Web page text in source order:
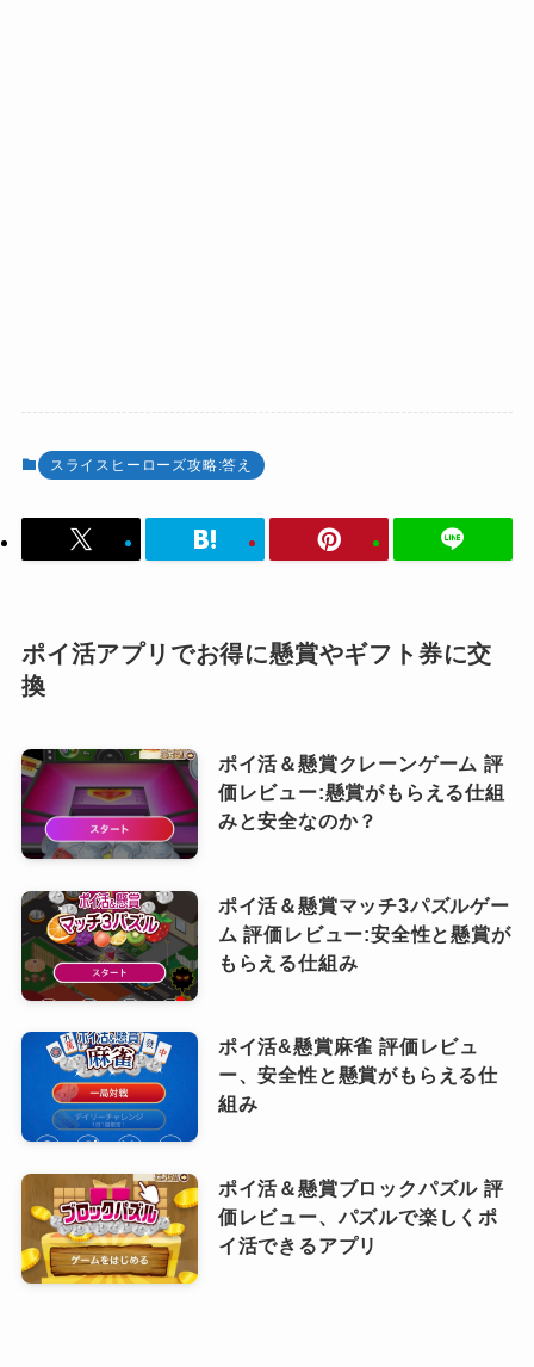
スライスヒーローズ攻略:答え
ポイ活アプリでお得に懸賞やギフト券に交
換
ポイ活＆懸賞クレーンゲーム 評
価レビュー:懸賞がもらえる仕組
みと安全なのか？
ポイ活＆懸賞マッチ3パズルゲー
ム 評価レビュー:安全性と懸賞が
もらえる仕組み
ポイ活&懸賞麻雀 評価レビュ
ー、安全性と懸賞がもらえる仕
組み
ポイ活＆懸賞ブロックパズル 評
価レビュー、パズルで楽しくポ
イ活できるアプリ